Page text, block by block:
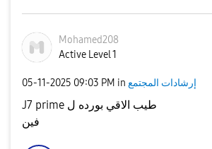
Mohamed208
Active Level 1
‎05-11-2025 09:03 PM in إرشادات المجتمع
J7 prime طيب الاقي بورده ل
فين